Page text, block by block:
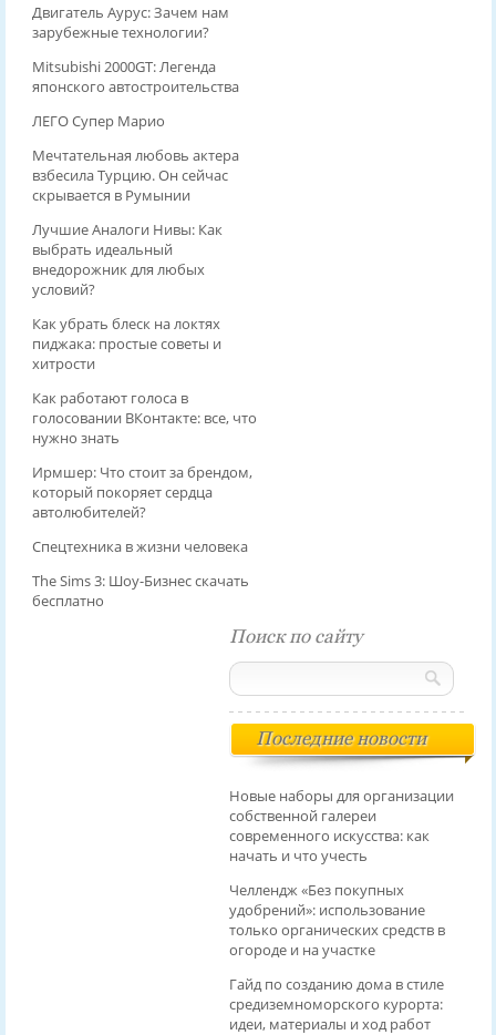
Двигатель Аурус: Зачем нам
зарубежные технологии?
Mitsubishi 2000GT: Легенда
японского автостроительства
ЛЕГО Супер Марио
Мечтательная любовь актера
взбесила Турцию. Он сейчас
скрывается в Румынии
Лучшие Аналоги Нивы: Как
выбрать идеальный
внедорожник для любых
условий?
Как убрать блеск на локтях
пиджака: простые советы и
хитрости
Как работают голоса в
голосовании ВКонтакте: все, что
нужно знать
Ирмшер: Что стоит за брендом,
который покоряет сердца
автолюбителей?
Спецтехника в жизни человека
The Sims 3: Шоу-Бизнес скачать
бесплатно
Поиск по сайту
Последние новости
Новые наборы для организации
собственной галереи
современного искусства: как
начать и что учесть
Челлендж «Без покупных
удобрений»: использование
только органических средств в
огороде и на участке
Гайд по созданию дома в стиле
средиземноморского курорта:
идеи, материалы и ход работ